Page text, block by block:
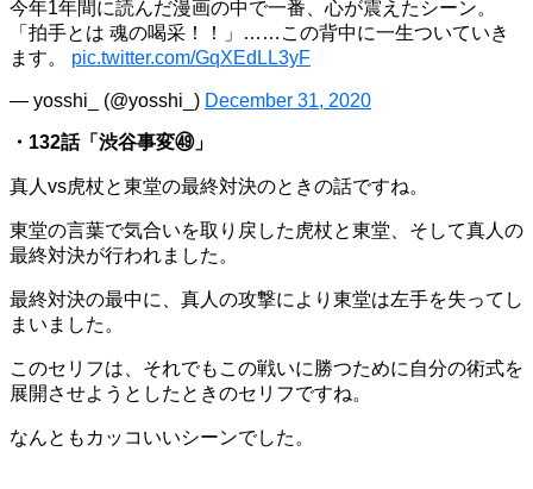
今年1年間に読んだ漫画の中で一番、心が震えたシーン。
「拍手とは 魂の喝采！！」……この背中に一生ついていき
ます。 pic.twitter.com/GqXEdLL3yF
— yosshi_ (@yosshi_) December 31, 2020
・132話「渋谷事変㊾」
真人vs虎杖と東堂の最終対決のときの話ですね。
東堂の言葉で気合いを取り戻した虎杖と東堂、そして真人の
最終対決が行われました。
最終対決の最中に、真人の攻撃により東堂は左手を失ってし
まいました。
このセリフは、それでもこの戦いに勝つために自分の術式を
展開させようとしたときのセリフですね。
なんともカッコいいシーンでした。